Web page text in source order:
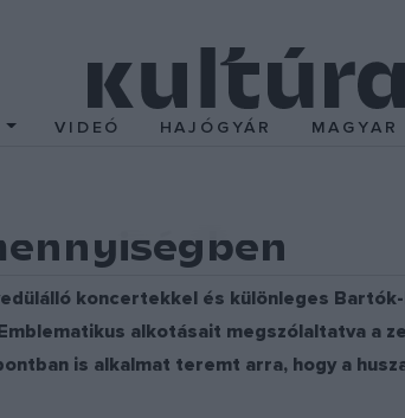
VIDEÓ HAJÓGYÁR
koncertekkel és különleges
alkotásait megszólaltatva a
is alkalmat teremt arra, hogy a